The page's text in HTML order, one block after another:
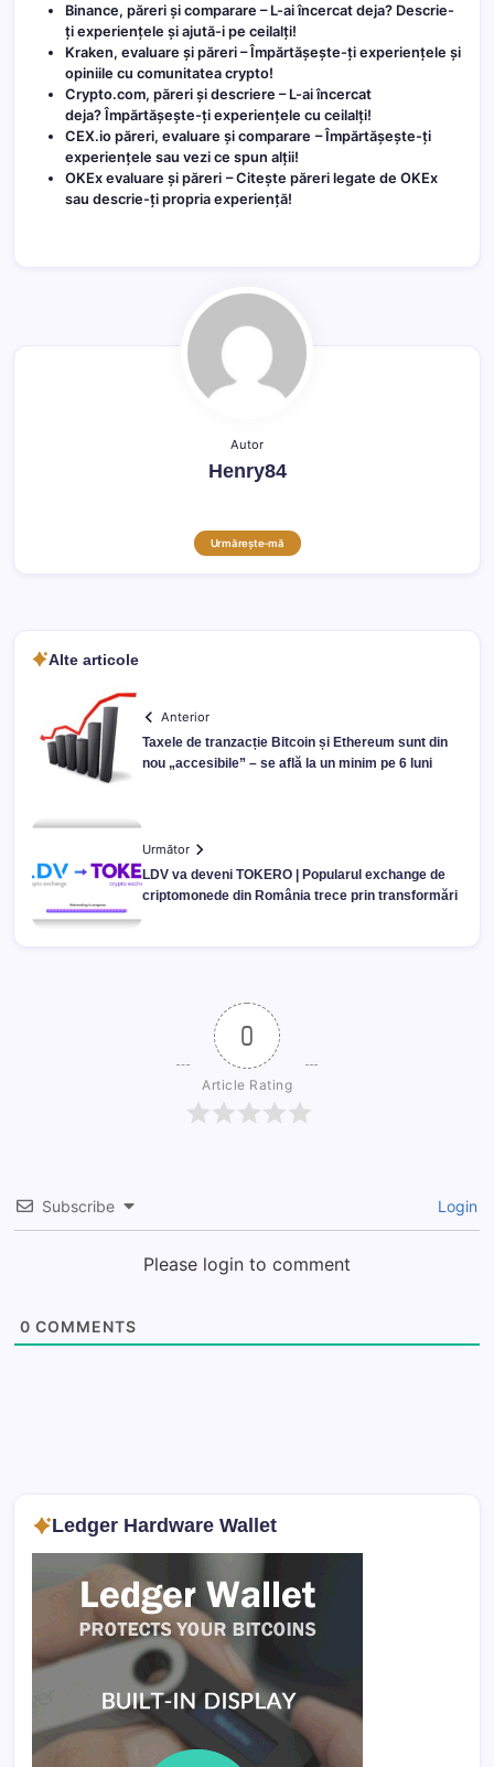
Binance, păreri și comparare – L-ai încercat deja? Descrie-
ți experiențele și ajută-i pe ceilalți!
Kraken, evaluare și păreri – Împărtășește-ți experiențele și
opiniile cu comunitatea crypto!
Crypto.com, păreri și descriere – L-ai încercat
deja? Împărtășește-ți experiențele cu ceilalți!
CEX.io păreri, evaluare și comparare – Împărtășește-ți
experiențele sau vezi ce spun alții!
OKEx evaluare și păreri – Citește păreri legate de OKEx
sau descrie-ți propria experiență!
Autor
Henry84
Urmărește-mă
Alte articole
Anterior
Taxele de tranzacție Bitcoin și Ethereum sunt din
nou „accesibile” – se află la un minim pe 6 luni
Următor
LDV va deveni TOKERO | Popularul exchange de
criptomonede din România trece prin transformări
0
Article Rating
Subscribe Login
Please login to comment
0 COMMENTS
Ledger Hardware Wallet